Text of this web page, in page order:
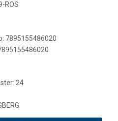
ROS
7895155486020
24